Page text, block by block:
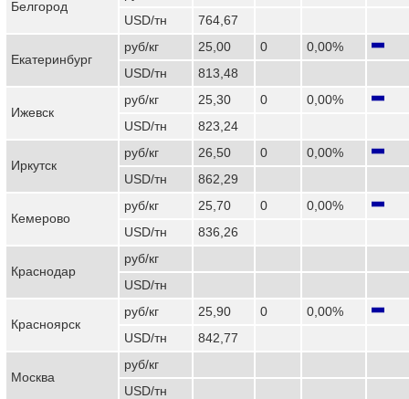
Белгород
USD/тн
764,67
Екатеринбург
руб/кг 25,00 0
0,00%
USD/тн
813,48
Ижевск
руб/кг 25,30 0
0,00%
USD/тн
823,24
Иркутск
руб/кг 26,50 0
0,00%
USD/тн
862,29
Кемерово
руб/кг 25,70 0
0,00%
USD/тн
836,26
Краснодар
руб/кг
USD/тн
Красноярск
руб/кг 25,90 0
0,00%
USD/тн
842,77
Москва
руб/кг
USD/тн